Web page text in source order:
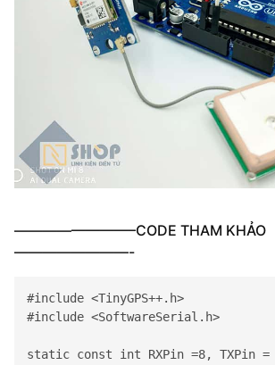
————————–CODE THAM KHẢO
————————-
#include <TinyGPS++.h>
#include <SoftwareSerial .h>
static const int RXPin =8, TXPin =